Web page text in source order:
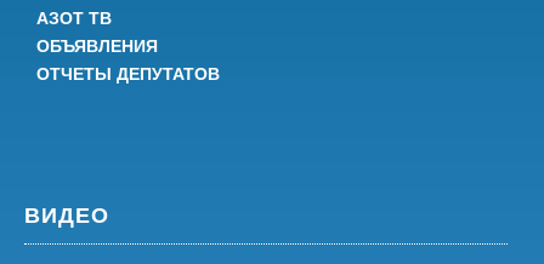
АЗОТ ТВ
ОБЪЯВЛЕНИЯ
ОТЧЕТЫ ДЕПУТАТОВ
ВИДЕО